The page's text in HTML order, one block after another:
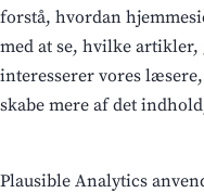
forstå, hvordan
med at se, hvilke artikler,
interesserer vores
skabe mere af det
Plausible Analytics